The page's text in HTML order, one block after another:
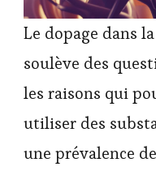
Le dopage dans
soulève des
les raisons qui
utiliser des
une prévalence